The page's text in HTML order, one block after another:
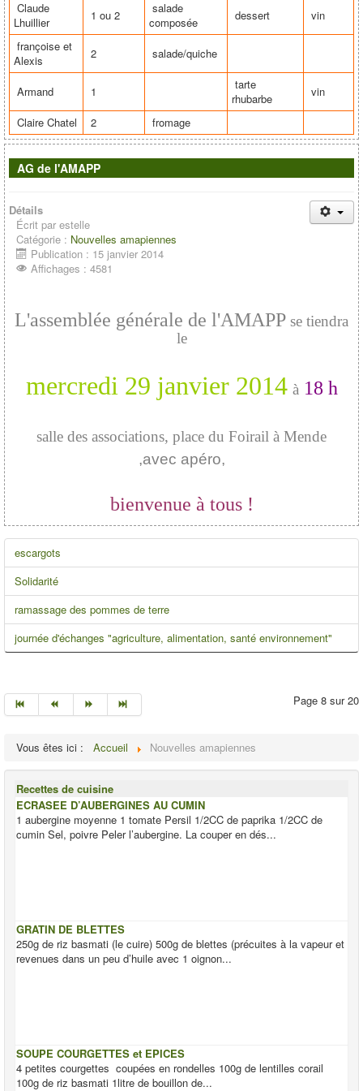
Claude
Lhuillier
1 ou 2
salade
composée
dessert
vin
françoise et
Alexis
2 salade/quiche
Armand 1
tarte
rhubarbe
vin
Claire Chatel
2 fromage
AG de l'AMAPP
Détails
Écrit par estelle
Catégorie : Nouvelles amapiennes
Publication : 15 janvier 2014
Affichages : 4581
L'assemblée générale de l'AMAPP se tiendra
le
mercredi 29 janvier 2014 à 18 h
salle des associations, place du Foirail à Mende
,avec apéro,
bienvenue à tous !
escargots
Solidarité
ramassage des pommes de terre
journée d'échanges "agriculture, alimentation, santé environnement"
Page 8 sur 20
Vous êtes ici : Accueil Nouvelles amapiennes
Recettes de cuisine
ECRASEE D’AUBERGINES AU CUMIN
1 aubergine moyenne 1 tomate Persil 1/2CC de paprika 1/2CC de
cumin Sel, poivre Peler l’aubergine. La couper en dés...
GRATIN DE BLETTES
250g de riz basmati (le cuire) 500g de blettes (précuites à la vapeur et
revenues dans un peu d’huile avec 1 oignon...
SOUPE COURGETTES et EPICES
4 petites courgettes coupées en rondelles 100g de lentilles corail
100g de riz basmati 1litre de bouillon de...